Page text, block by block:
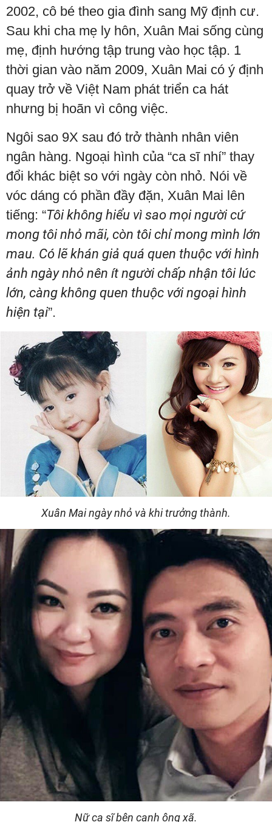
2002, cô bé theo gia đình sang Mỹ định cư.
Sau khi cha mẹ ly hôn, Xuân Mai sống cùng
mẹ, định hướng tập trung vào học tập. 1
thời gian vào năm 2009, Xuân Mai có ý định
quay trở về Việt Nam phát triển ca hát
nhưng bị hoãn vì công việc.
Ngôi sao 9X sau đó trở thành nhân viên
ngân hàng. Ngoại hình của “ca sĩ nhí” thay
đổi khác biệt so với ngày còn nhỏ. Nói về
vóc dáng có phần đầy đặn, Xuân Mai lên
tiếng: “Tôi không hiểu vì sao mọi người cứ
mong tôi nhỏ mãi, còn tôi chỉ mong mình lớn
mau. Có lẽ khán giả quá quen thuộc với hình
ảnh ngày nhỏ nên ít người chấp nhận tôi lúc
lớn, càng không quen thuộc với ngoại hình
hiện tại”.
Xuân Mai ngày nhỏ và khi trưởng thành.
Nữ ca sĩ bên cạnh ông xã.